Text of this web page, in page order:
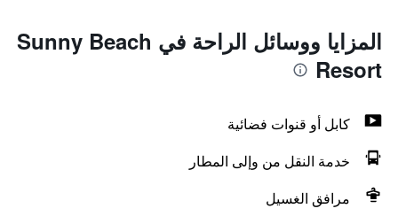
المزايا ووسائل الراحة في Sunny Beach
Resort
كابل أو قنوات فضائية
خدمة النقل من وإلى المطار
مرافق الغسيل